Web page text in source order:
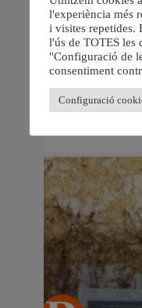
3 gols a 2 gràcies a
el capità Xavi
posen als riberencs
després de 17
28 gener, 2019 No hi